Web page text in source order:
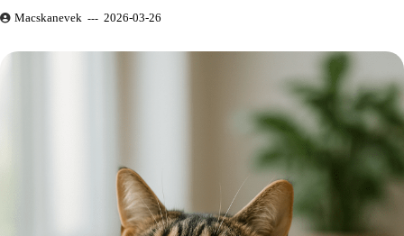
Macskanevek 2026-03-26